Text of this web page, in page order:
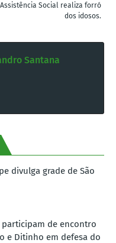
Assistência Social realiza forró
dos idosos.
Santana
divulga grade de São
participam de encontro
e Ditinho em defesa do